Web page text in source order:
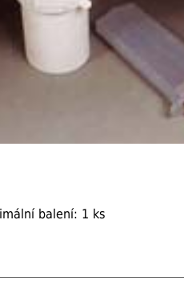
balení: 1 ks